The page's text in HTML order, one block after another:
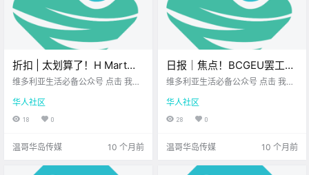
折扣 | 太划算了！H Mart最
新折扣来袭！Walmart、
好价不断！
维多利亚生活必备公众号 点击 我在
想一直在你身边 每周折扣时间到！
博主特意为 大家精选了 维多利亚各
大 商超的超值优惠 无论是美食饮品
华人社区
18 0
温哥华岛传媒 10 个月前
日报｜焦点！BCGEU罢工导
致多地肉类加工厂被迫停
挂上Airbnb，房东难追责！
维多利亚生活必备公众号 点击 我在
想一直在你身边 公元2025年9月11
日 农历7月20日 星期四 处女座 <
今日黄历 > 维多利亚本周气象预报
华人社区
28 0
温哥华岛传媒 10 个月前